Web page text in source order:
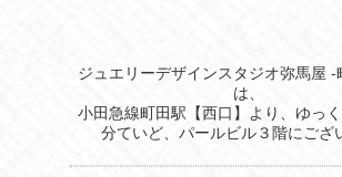
ジュエリーデザインスタジオ弥馬屋 -
は、
小田急線町田駅【西口】より、ゆっ
分ていど、パールビル３階にござ